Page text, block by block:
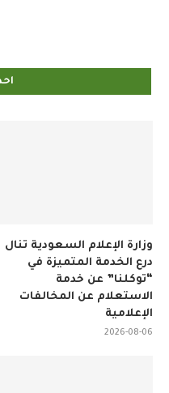
وزارة الإعلام السعودية تنال
درع الخدمة المتميزة في
“توكلنا” عن خدمة
الاستعلام عن المخالفات
الإعلامية
2026-08-06